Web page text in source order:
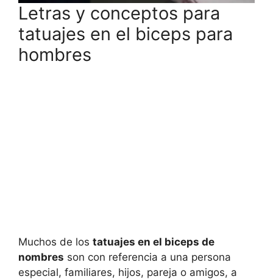
Letras y conceptos para
tatuajes en el biceps para
hombres
Muchos de los tatuajes en el biceps de
nombres son con referencia a una persona
especial, familiares, hijos, pareja o amigos, a